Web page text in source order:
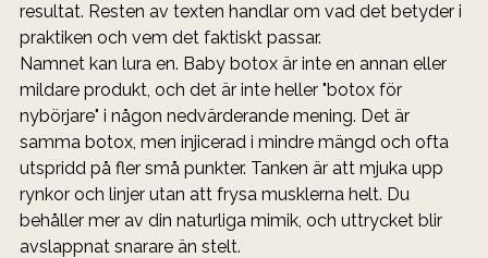
resultat. Resten av texten handlar om vad det betyder i
praktiken och vem det faktiskt passar.
Namnet kan lura en. Baby botox är inte en annan eller
mildare produkt, och det är inte heller "botox för
nybörjare" i någon nedvärderande mening. Det är
samma botox, men injicerad i mindre mängd och ofta
utspridd på fler små punkter. Tanken är att mjuka upp
rynkor och linjer utan att frysa musklerna helt. Du
behåller mer av din naturliga mimik, och uttrycket blir
avslappnat snarare än stelt.